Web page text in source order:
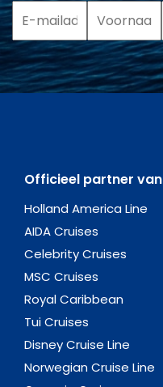
Officieel partner van
Holland America Line
AIDA Cruises
Celebrity Cruises
MSC Cruises
Royal Caribbean
Tui Cruises
Disney Cruise Line
Norwegian Cruise Line